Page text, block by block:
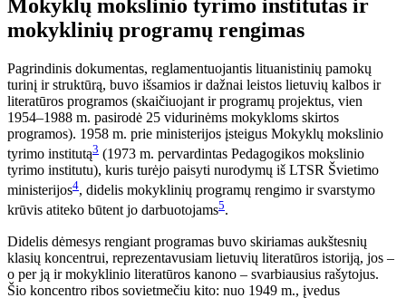
Mokyklų mokslinio tyrimo institutas ir
mokyklinių programų rengimas
Pagrindinis dokumentas, reglamentuojantis lituanistinių pamokų
turinį ir struktūrą, buvo išsamios ir dažnai leistos lietuvių kalbos ir
literatūros programos (skaičiuojant ir programų projektus, vien
1954–1988 m. pasirodė 25 vidurinėms mokykloms skirtos
programos). 1958 m. prie ministerijos įsteigus Mokyklų mokslinio
tyrimo institutą3 (1973 m. pervardintas Pedagogikos mokslinio
tyrimo institutu), kuris turėjo paisyti nurodymų iš LTSR Švietimo
ministerijos4, didelis mokyklinių programų rengimo ir svarstymo
krūvis atiteko būtent jo darbuotojams5.
Didelis dėmesys rengiant programas buvo skiriamas aukštesnių
klasių koncentrui, reprezentavusiam lietuvių literatūros istoriją, jos –
o per ją ir mokyklinio literatūros kanono – svarbiausius rašytojus.
Šio koncentro ribos sovietmečiu kito: nuo 1949 m., įvedus